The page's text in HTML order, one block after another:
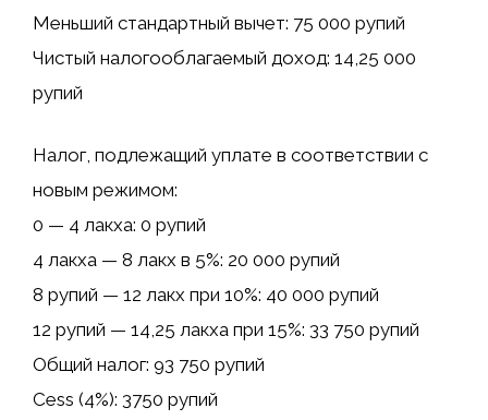
Меньший стандартный вычет: 75 000 рупий
Чистый налогооблагаемый доход: 14,25 000
рупий
Налог, подлежащий уплате в соответствии с
новым режимом:
0 — 4 лакха: 0 рупий
4 лакха — 8 лакх в 5%: 20 000 рупий
8 рупий — 12 лакх при 10%: 40 000 рупий
12 рупий — 14,25 лакха при 15%: 33 750 рупий
Общий налог: 93 750 рупий
Cess (4%): 3750 рупий